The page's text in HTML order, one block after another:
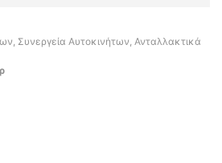
Συνεργεία Αυτοκινήτων, Ανταλλακτικά